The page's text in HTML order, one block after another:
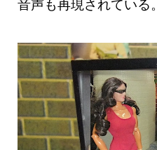
音声も再現されている。